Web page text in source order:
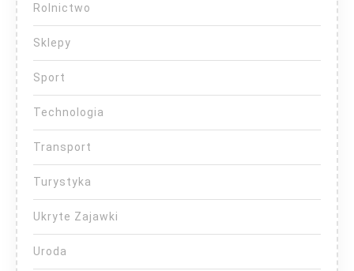
Rolnictwo
Sklepy
Sport
Technologia
Transport
Turystyka
Ukryte Zajawki
Uroda